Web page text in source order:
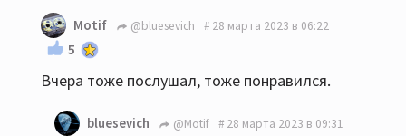
Я вот пока слушаю, сподобился всё же скачать
файл на карту памяти... Мне нравится. А бред...у
каждого свой вкус и свои предпочтения. Мне не
"Spirit", ни "Playing The Angel" вообще не зашли,
вот как раз вашими словами - экспериментальные
Motif @bluesevich 28 марта 2023 в 06:22
5
Вчера тоже послушал, тоже понравился.
bluesevich @Motif 28 марта 2023 в 09:31